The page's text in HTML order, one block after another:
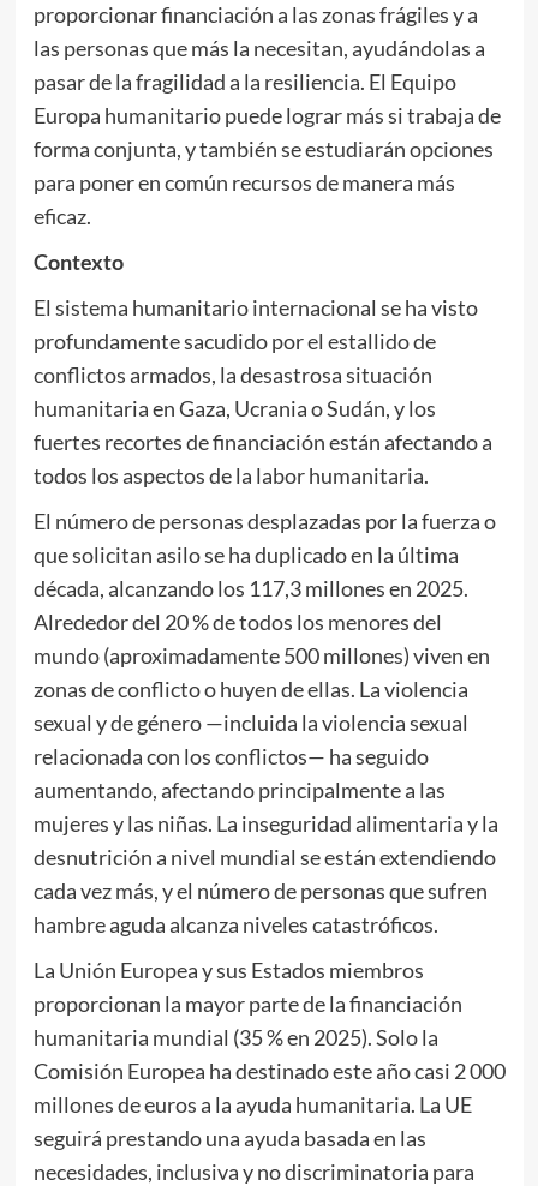
proporcionar financiación a las zonas frágiles y a
las personas que más la necesitan, ayudándolas a
pasar de la fragilidad a la resiliencia. El Equipo
Europa humanitario puede lograr más si trabaja de
forma conjunta, y también se estudiarán opciones
para poner en común recursos de manera más
eficaz.
Contexto
El sistema humanitario internacional se ha visto
profundamente sacudido por el estallido de
conflictos armados, la desastrosa situación
humanitaria en Gaza, Ucrania o Sudán, y los
fuertes recortes de financiación están afectando a
todos los aspectos de la labor humanitaria.
El número de personas desplazadas por la fuerza o
que solicitan asilo se ha duplicado en la última
década, alcanzando los 117,3 millones en 2025.
Alrededor del 20 % de todos los menores del
mundo (aproximadamente 500 millones) viven en
zonas de conflicto o huyen de ellas. La violencia
sexual y de género —incluida la violencia sexual
relacionada con los conflictos— ha seguido
aumentando, afectando principalmente a las
mujeres y las niñas. La inseguridad alimentaria y la
desnutrición a nivel mundial se están extendiendo
cada vez más, y el número de personas que sufren
hambre aguda alcanza niveles catastróficos.
La Unión Europea y sus Estados miembros
proporcionan la mayor parte de la financiación
humanitaria mundial (35 % en 2025). Solo la
Comisión Europea ha destinado este año casi 2 000
millones de euros a la ayuda humanitaria. La UE
seguirá prestando una ayuda basada en las
necesidades, inclusiva y no discriminatoria para